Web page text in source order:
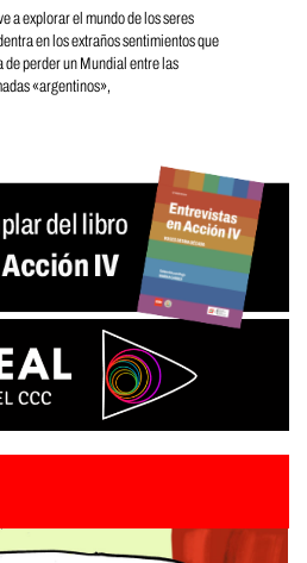
a explorar el mundo de los seres
en los extraños sentimientos que
perder un Mundial entre las
«argentinos»,